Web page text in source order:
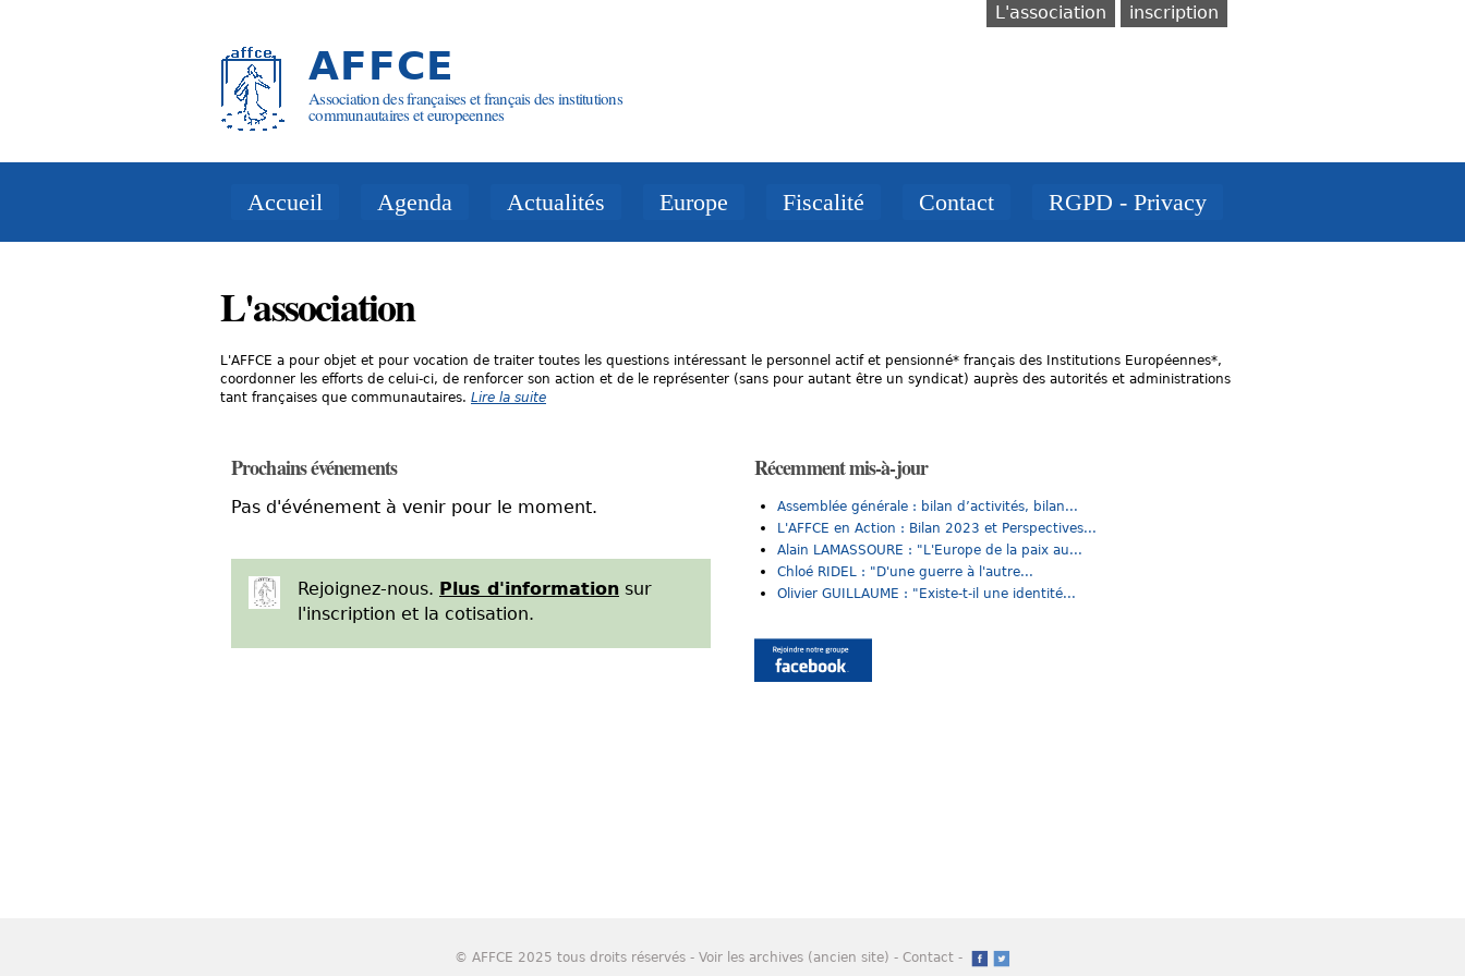
L'association inscription
AFFCE
Association des françaises et français des institutions
communautaires et europeennes
Accueil Agenda Actualités Europe Fiscalité Contact RGPD - Privacy
L'association
L'AFFCE a pour objet et pour vocation de traiter toutes les questions intéressant le personnel actif et pensionné* français des Institutions Européennes*,
coordonner les efforts de celui-ci, de renforcer son action et de le représenter (sans pour autant être un syndicat) auprès des autorités et administrations
tant françaises que communautaires. Lire la suite
Prochains événements
Pas d'événement à venir pour le moment.
Rejoignez-nous. Plus d'information sur
l'inscription et la cotisation.
Récemment mis-à-jour
Assemblée générale : bilan d’activités, bilan...
L'AFFCE en Action : Bilan 2023 et Perspectives...
Alain LAMASSOURE : "L'Europe de la paix au...
Chloé RIDEL : "D'une guerre à l'autre...
Olivier GUILLAUME : "Existe-t-il une identité...
© AFFCE 2025 tous droits réservés - Voir les archives (ancien site) - Contact -